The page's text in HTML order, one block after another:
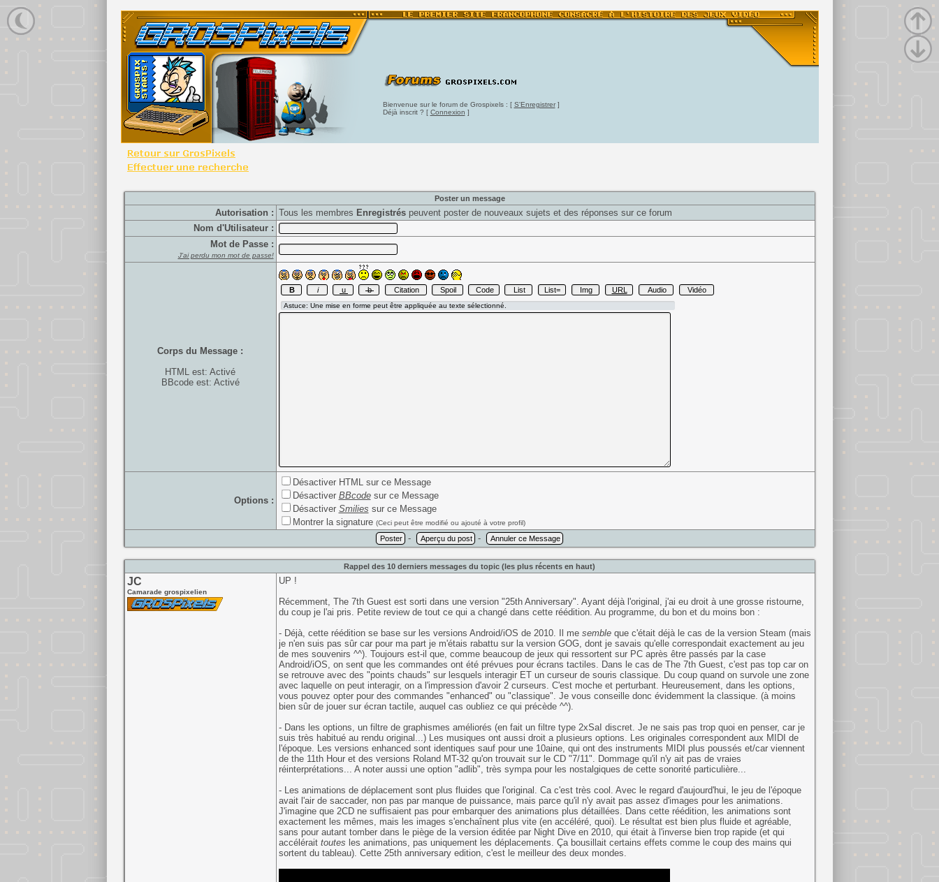
Bienvenue sur le forum de Grospixels : [ S'Enregistrer]
Déjà inscrit ? [ Connexion ]
Poster un message
Autorisation : Tous les membres Enregistréspeuvent poster de nouveaux sujets et des réponses sur ce forum
Nom d'Utilisateur :
Mot de Passe :
J'ai perdu mon mot de passe!
Corps du Message :
HTML est: Activé
BBcode est: Activé
Options :
Désactiver HTML sur ce Message
Désactiver BBcodesur ce Message
Désactiver Smilies sur ce Message
Montrer la signature (Ceci peut être modifié ou ajouté à votre profil)
- -
Rappel des 10 derniers messages du topic (les plus récents en haut)
JC
Camarade grospixelien
UP !
Récemment, The 7th Guest est sorti dans une version "25th Anniversary". Ayant déjà l'original, j'ai eu droit à une grosse ristourne,
du coup je l'ai pris. Petite review de tout ce qui a changé dans cette réédition. Au programme, du bon et du moins bon :
- Déjà, cette réédition se base sur les versions Android/iOS de 2010. Il me sembleque c'était déjà le cas de la version Steam (mais
je n'en suis pas sûr car pour ma part je m'étais rabattu sur la version GOG, dont je savais qu'elle correspondait exactement au jeu
de mes souvenirs ^^). Toujours est-il que, comme beaucoup de jeux qui ressortent sur PC après être passés par la case
Android/iOS, on sent que les commandes ont été prévues pour écrans tactiles. Dans le cas de The 7th Guest, c'est pas top car on
se retrouve avec des "points chauds" sur lesquels interagir ET un curseur de souris classique. Du coup quand on survole une zone
avec laquelle on peut interagir, on a l'impression d'avoir 2 curseurs. C'est moche et perturbant. Heureusement, dans les options,
vous pouvez opter pour des commandes "enhanced" ou "classique". Je vous conseille donc évidemment la classique. (à moins
bien sûr de jouer sur écran tactile, auquel cas oubliez ce qui précède ^^).
- Dans les options, un filtre de graphismes améliorés (en fait un filtre type 2xSaI discret. Je ne sais pas trop quoi en penser, car je
suis très habitué au rendu original...) Les musiques ont aussi droit a plusieurs options. Les originales correspondent aux MIDI de
l'époque. Les versions enhanced sont identiques sauf pour une 10aine, qui ont des instruments MIDI plus poussés et/car viennent
de the 11th Hour et des versions Roland MT-32 qu'on trouvait sur le CD "7/11". Dommage qu'il n'y ait pas de vraies
réinterprétations... A noter aussi une option "adlib", très sympa pour les nostalgiques de cette sonorité particulière...
- Les animations de déplacement sont plus fluides que l'original. Ca c'est très cool. Avec le regard d'aujourd'hui, le jeu de l'époque
avait l'air de saccader, non pas par manque de puissance, mais parce qu'il n'y avait pas assez d'images pour les animations.
J'imagine que 2CD ne suffisaient pas pour embarquer des animations plus détaillées. Dans cette réédition, les animations sont
exactement les mêmes, mais les images s'enchaînent plus vite (en accéléré, quoi). Le résultat est bien plus fluide et agréable,
sans pour autant tomber dans le piège de la version éditée par Night Dive en 2010, qui était à l'inverse bien trop rapide (et qui
accélérait toutes les animations, pas uniquement les déplacements. Ça bousillait certains effets comme le coup des mains qui
sortent du tableau). Cette 25th anniversary edition, c'est le meilleur des deux mondes.